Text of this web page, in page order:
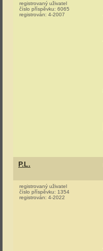
registrovaný uživatel
číslo příspěvku: 6065
registrován: 4-2007
P.L.
registrovaný uživatel
číslo příspěvku: 1354
registrován: 4-2022